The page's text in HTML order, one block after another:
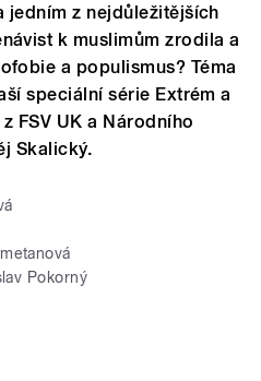
jedním z nejdůležitějších
k muslimům zrodila a
a populismus? Téma
speciální série Extrém a
FSV UK a Národního
Skalický.
Pokorný